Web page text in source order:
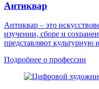
Антиквар
Антиквар – это
изучении, сборе и
представляют культурную
Подробнее о профессии